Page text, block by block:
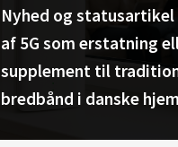
Nyhed og statusartikel
af 5G som erstatning
supplement til
bredbånd i danske